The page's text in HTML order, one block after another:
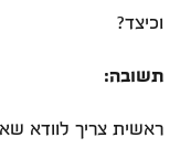
וכיצד?
תשובה:
ראשית צריך לוודא